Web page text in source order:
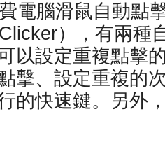
電腦滑鼠自動點
），有兩種
以設定重複點擊
擊、設定重複的
的快速鍵。另外